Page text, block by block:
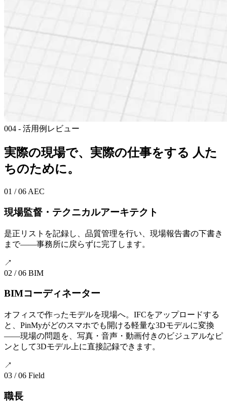
004 - 活用例 レビュー
実際の現場で、実際の仕事をする 人た
ちのために。
01 / 06 AEC
現場監督・テクニカルアーキテクト
是正リストを記録し、品質管理を行い、現場報告書の下書き
まで——事務所に戻らずに完了します。
↗
02 / 06 BIM
BIMコーディネーター
オフィスで作ったモデルを現場へ。IFCをアップロードする
と、PinMyがどのスマホでも開ける軽量な3Dモデルに変換
——現場の問題を、写真・音声・動画付きのビジュアルなピ
ンとして3Dモデル上に直接記録できます。
↗
03 / 06 Field
職長